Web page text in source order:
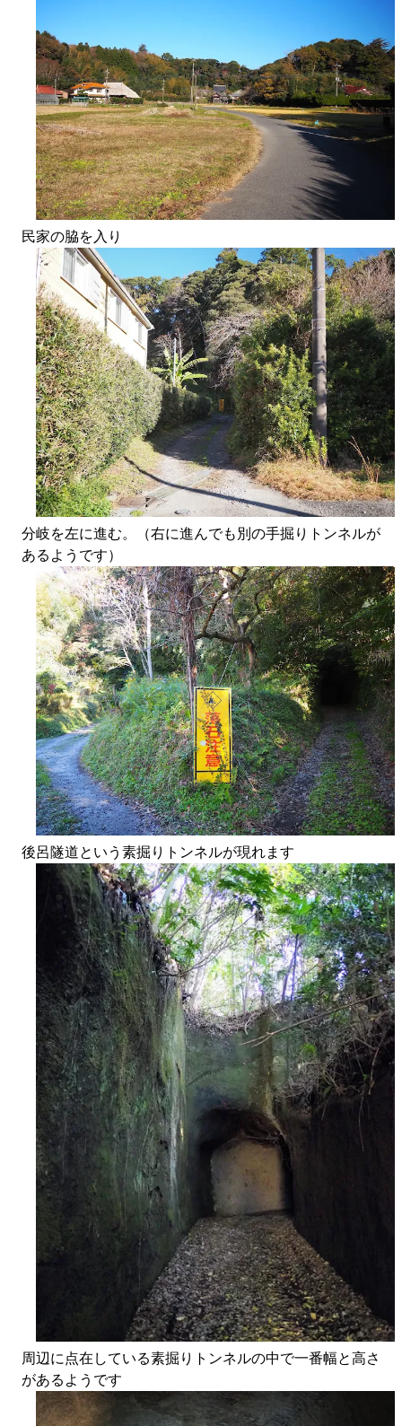
民家の脇を入り
分岐を左に進む。（右に進んでも別の手掘りトンネルが
あるようです）
後呂隧道という素掘りトンネルが現れます
周辺に点在している素掘りトンネルの中で一番幅と高さ
があるようです